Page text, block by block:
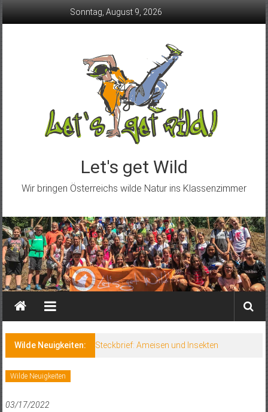
Sonntag, August 9, 2026
Let's get Wild
Wir bringen Österreichs wilde Natur ins Klassenzimmer
Wilde Neuigkeiten: Steckbrief: Ameisen und Insekten
Wilde Neuigkeiten
03/17/2022